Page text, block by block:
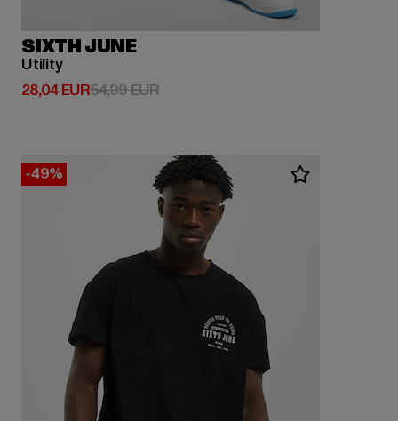
SIXTH JUNE
Utility
28,04 EUR
Derzeitiger Preis: 28,04 EUR
54,99 EURAktionspreis: 54,99 EUR
-49%